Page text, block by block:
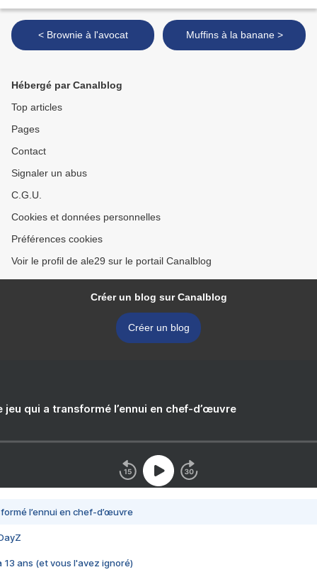
< Brownie à l'avocat Muffins à la banane >
Hébergé par Canalblog
Top articles
Pages
Contact
Signaler un abus
C.G.U.
Cookies et données personnelles
Préférences cookies
Voir le profil de ale29 sur le portail Canalblog
Créer un blog sur Canalblog
Créer un blog
jeu qui a transformé l’ennui en chef-d’œuvre
l’ennui en chef-d’œuvre
13 ans (et vous l'avez ignoré)